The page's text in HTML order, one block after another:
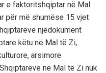
e faktoritshqiptar në Mal
për më shumëse 15 vjet
njëdokument
këtu në Mal të Zi,
, arsimore
Shqiptarëve në Mal të Zi nuk